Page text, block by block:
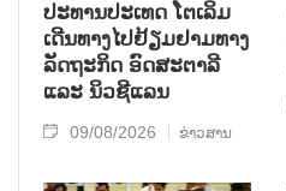
ປະທານປະເທດ ໂຕເລິມ
ເດີນທາງໄປຢ້ຽມຢາມທາງ
ລັດຖະກິດ ອົດສະຕາລີ
ແລະ ນິວຊີແລນ
09/08/2026 ຂ່າວສານ